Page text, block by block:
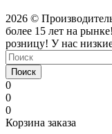
2026 ©
более 15 лет на
розницу! У нас
Поиск
0
0
0
Корзина заказа